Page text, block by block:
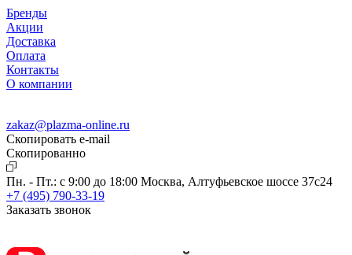
Бренды
Акции
Доставка
Оплата
Контакты
О компании
zakaz@plazma-online.ru
Скопировать e-mail
Cкопированно
Пн. - Пт.: с 9:00 до 18:00 Москва, Алтуфьевское шоссе 37с24
+7 (495) 790-33-19
Заказать звонок